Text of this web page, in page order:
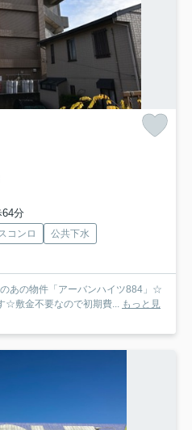
分
コンロ
公共下水
あの物件「アーバンハイツ884」☆
☆敷金不要なので初期費... もっと見